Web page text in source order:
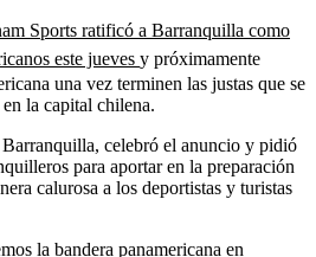
Sports ratificó a Barranquilla como
este jueves y próximamente
una vez terminen las justas que se
la capital chilena.
celebró el anuncio y pidió
para aportar en la preparación
calurosa a los deportistas y turistas
la bandera panamericana en